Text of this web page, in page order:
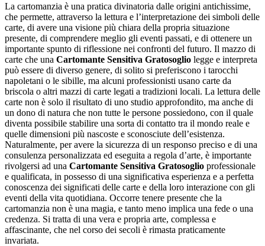
La cartomanzia è una pratica divinatoria dalle origini antichissime,
che permette, attraverso la lettura e l’interpretazione dei simboli delle
carte, di avere una visione più chiara della propria situazione
presente, di comprendere meglio gli eventi passati, e di ottenere un
importante spunto di riflessione nei confronti del futuro. Il mazzo di
carte che una Cartomante Sensitiva Gratosoglio legge e interpreta
può essere di diverso genere, di solito si preferiscono i tarocchi
napoletani o le sibille, ma alcuni professionisti usano carte da
briscola o altri mazzi di carte legati a tradizioni locali. La lettura delle
carte non è solo il risultato di uno studio approfondito, ma anche di
un dono di natura che non tutte le persone possiedono, con il quale
diventa possibile stabilire una sorta di contatto tra il mondo reale e
quelle dimensioni più nascoste e sconosciute dell’esistenza.
Naturalmente, per avere la sicurezza di un responso preciso e di una
consulenza personalizzata ed eseguita a regola d’arte, è importante
rivolgersi ad una Cartomante Sensitiva Gratosoglio professionale
e qualificata, in possesso di una significativa esperienza e a perfetta
conoscenza dei significati delle carte e della loro interazione con gli
eventi della vita quotidiana. Occorre tenere presente che la
cartomanzia non è una magia, e tanto meno implica una fede o una
credenza. Si tratta di una vera e propria arte, complessa e
affascinante, che nel corso dei secoli è rimasta praticamente
invariata.